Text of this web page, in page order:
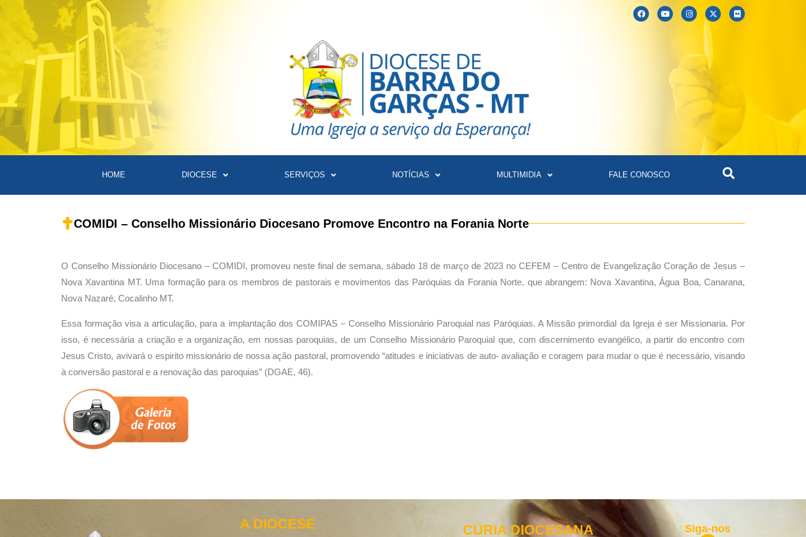
HOME DIOCESE SERVIÇOS NOTÍCIAS MULTIMIDIA FALE CONOSCO
COMIDI – Conselho Missionário Diocesano Promove Encontro na Forania Norte
O Conselho Missionário Diocesano – COMIDI, promoveu neste final de semana, sábado 18 de março de 2023 no CEFEM – Centro de Evangelização Coração de Jesus –
Nova Xavantina MT. Uma formação para os membros de pastorais e movimentos das Paróquias da Forania Norte, que abrangem: Nova Xavantina, Água Boa, Canarana,
Nova Nazaré, Cocalinho MT.
Essa formação visa a articulação, para a implantação dos COMIPAS – Conselho Missionário Paroquial nas Paróquias. A Missão primordial da Igreja é ser Missionaria. Por
isso, é necessária a criação e a organização, em nossas paroquias, de um Conselho Missionário Paroquial que, com discernimento evangélico, a partir do encontro com
Jesus Cristo, avivará o espirito missionário de nossa ação pastoral, promovendo “atitudes e iniciativas de auto- avaliação e coragem para mudar o que é necessário, visando
à conversão pastoral e a renovação das paroquias” (DGAE, 46).
A DIOCESE CÚRIA DIOCESANA Siga-nos